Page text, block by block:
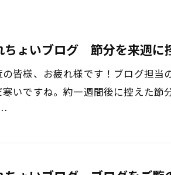
ちょいブログ 節分を来週に
の皆様、お疲れ様です！ブログ担
いですね。約一週間後に控えた